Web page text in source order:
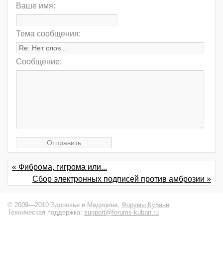
Ваше имя:
Тема сообщения:
Сообщение:
« Фиброма, гигрома или...
Сбор электронных подписей против амброзии »
© 2009—2010 Здоровье и Медицина, Форумы Кубани.
Техническая поддержка: support@forums-kuban.ru